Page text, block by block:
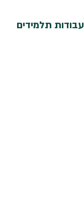
עבודות תלמידים